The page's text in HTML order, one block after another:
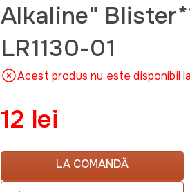
Alkaline"
LR1130-01
Acest produs nu este disponibil
12 lei
LA COMANDĂ